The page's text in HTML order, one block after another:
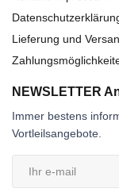
Lieferung und
NEWSLETTER
Immer bestens
Vortleilsangebote.